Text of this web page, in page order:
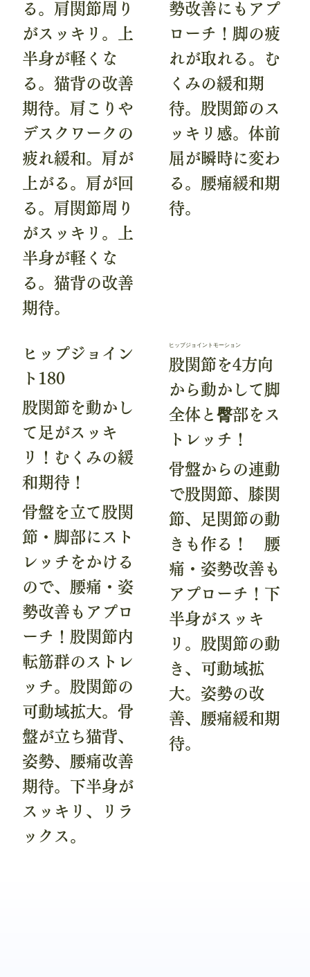
る。肩関節周り
がスッキリ。上
半身が軽くな
る。猫背の改善
期待。肩こりや
デスクワークの
疲れ緩和。肩が
上がる。肩が回
る。肩関節周り
がスッキリ。上
半身が軽くな
る。猫背の改善
期待。
勢改善にもアプ
ローチ！脚の疲
れが取れる。む
くみの緩和期
待。股関節のス
ッキリ感。体前
屈が瞬時に変わ
る。腰痛緩和期
待。
ヒップジョイン
ト180
股関節を動かし
て足がスッキ
リ！むくみの緩
和期待！
骨盤を立て股関
節・脚部にスト
レッチをかける
ので、腰痛・姿
勢改善もアプロ
ーチ！股関節内
転筋群のストレ
ッチ。股関節の
可動域拡大。骨
盤が立ち猫背、
姿勢、腰痛改善
期待。下半身が
スッキリ、リラ
ックス。
ヒップジョイントモーション
股関節を4方向
から動かして脚
全体と臀部をス
トレッチ！
骨盤からの連動
で股関節、膝関
節、足関節の動
きも作る！ 腰
痛・姿勢改善も
アプローチ！下
半身がスッキ
リ。股関節の動
き、可動域拡
大。姿勢の改
善、腰痛緩和期
待。